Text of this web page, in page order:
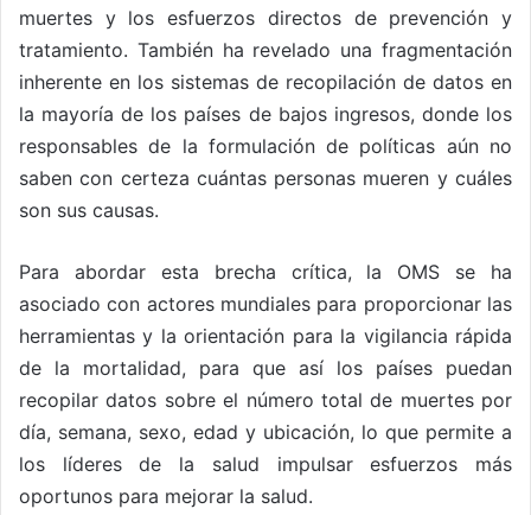
muertes y los esfuerzos directos de prevención y
tratamiento. También ha revelado una fragmentación
inherente en los sistemas de recopilación de datos en
la mayoría de los países de bajos ingresos, donde los
responsables de la formulación de políticas aún no
saben con certeza cuántas personas mueren y cuáles
son sus causas.
Para abordar esta brecha crítica, la OMS se ha
asociado con actores mundiales para proporcionar las
herramientas y la orientación para la vigilancia rápida
de la mortalidad, para que así los países puedan
recopilar datos sobre el número total de muertes por
día, semana, sexo, edad y ubicación, lo que permite a
los líderes de la salud impulsar esfuerzos más
oportunos para mejorar la salud.